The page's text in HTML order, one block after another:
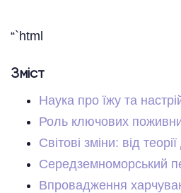
“`html
Зміст
Наука про їжу та
Роль ключових
Світові зміни: від
Середземноморський
Впровадження